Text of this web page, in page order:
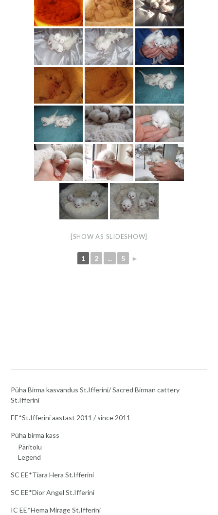
[SHOW AS SLIDESHOW]
1 2 ... 5 ►
Püha Birma kasvandus St.Ifferini/ Sacred Birman cattery
St.Ifferini
EE*St.Ifferini aastast 2011 / since 2011
Püha birma kass
Päritolu
Legend
SC EE*Tiara Hera St.Ifferini
SC EE*Dior Angel St.Ifferini
IC EE*Hema Mirage St.Ifferini